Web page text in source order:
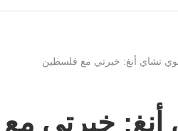
تشاي أنغ: خبرتي مع فلسطين
أنغ: خبرتي